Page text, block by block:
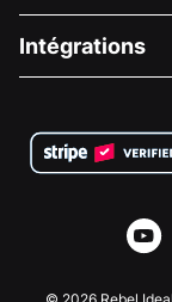
Carrières
Confidentialité
Partenariat
Bibliothèque
Collecte de
Collecte de
Intégrations
Plugin de don
Application de
Don Joomla